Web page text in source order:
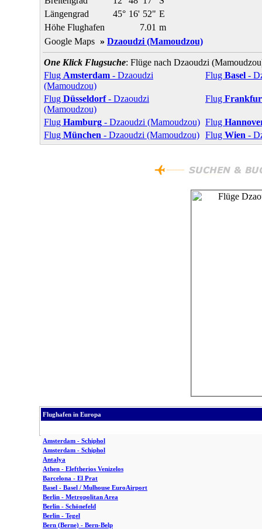
Längengrad
45° 16' 52" E
Höhe Flughafen
7.01 m
Google Maps » Dzaoudzi (Mamoudzou)
One Klick Flugsuche: Flüge nach Dzaoudzi
Flug Amsterdam - Dzaoudzi
(Mamoudzou)
Flug Basel -
Flug Düsseldorf- Dzaoudzi
(Mamoudzou)
Flug
Flug Hamburg - Dzaoudzi (Mamoudzou) Flug
Flug München - Dzaoudzi (Mamoudzou) Flug Wien -
Flughafen in Europa
Amsterdam - Schiphol
Amsterdam - Schiphol
Antalya
Athen - Eleftherios Venizelos
Barcelona - El Prat
Basel - Basel / Mulhouse EuroAirport
Berlin - Metropolitan Area
Berlin - Schönefeld
Berlin - Tegel
Bern (Berne) - Bern-Belp